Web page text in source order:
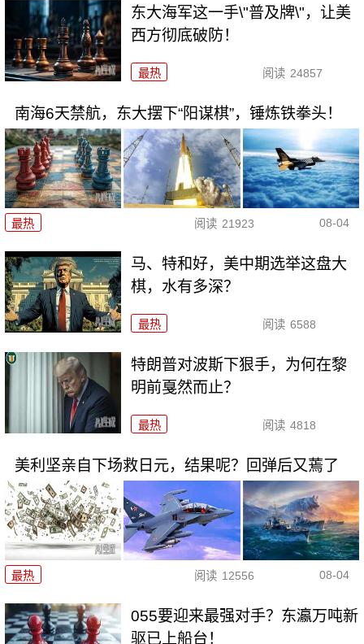
东大海军这一手\"普及牌\"，让美
西方彻底破防！
最热 阅读 24857
南海6天禁航，东大摆下“阳谋棋”，锤炼铁拳头！
最热 阅读 21923 08-04
马、特和好，美中期选举这盘大
棋，水有多深？
最热 阅读 6588
特朗普对波斯下狠手，为何在黎
明前戛然而止？
最热 阅读 4818
美利坚亲自下场救日元，结果呢？回弹后又蔫了
最热 阅读 12556 08-04
055要迎来最强对手？东瀛万吨新
驱已上船台！